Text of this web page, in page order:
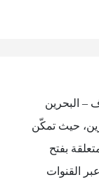
– البحرين
حيث تمكّن
بفتح
القنوات